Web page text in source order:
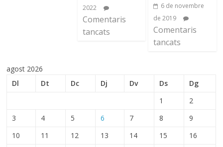
2022
Comentaris
tancats
6 de novembre
de 2019
Comentaris
tancats
agost 2026
Dl
Dt Dc Dj Dv Ds
Dg
1
2
3
4 5 6 7 8
9
10
11 12 13 14 15
16